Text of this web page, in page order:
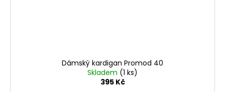
Dámský kardigan Promod 40
Skladem (1 ks)
395 Kč